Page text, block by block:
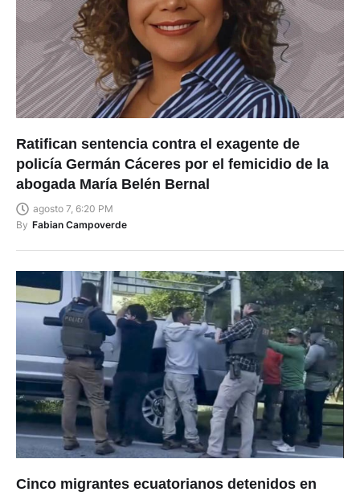
Ratifican sentencia contra el exagente de
policía Germán Cáceres por el femicidio de la
abogada María Belén Bernal
agosto 7, 6:20 PM
By Fabian Campoverde
Cinco migrantes ecuatorianos detenidos en